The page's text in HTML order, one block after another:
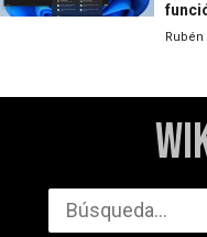
Rubén